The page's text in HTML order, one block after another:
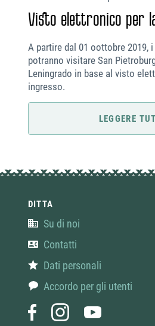
Visto elettronico per
A partire dal 01 oottobre 2019,
potranno visitare San
Leningrado in base al visto
ingresso.
LEGGERE
DITTA
Su di noi
Contatti
Dati personali
Accordo per gli utenti